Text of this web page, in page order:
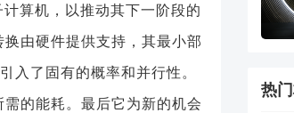
算机，以推动其下一阶段的
由硬件提供支持，其最小部
入了固有的概率和并行性。
的能耗。最后它为新的机会
热